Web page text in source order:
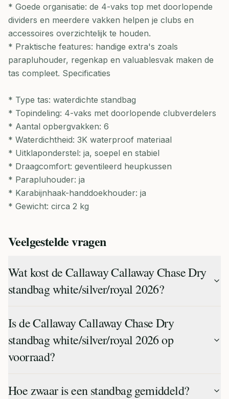
* Goede organisatie: de 4-vaks top met doorlopende
dividers en meerdere vakken helpen je clubs en
accessoires overzichtelijk te houden.
* Praktische features: handige extra's zoals
parapluhouder, regenkap en valuablesvak maken de
tas compleet. Specificaties
* Type tas: waterdichte standbag
* Topindeling: 4-vaks met doorlopende clubverdelers
* Aantal opbergvakken: 6
* Waterdichtheid: 3K waterproof materiaal
* Uitklaponderstel: ja, soepel en stabiel
* Draagcomfort: geventileerd heupkussen
* Parapluhouder: ja
* Karabijnhaak-handdoekhouder: ja
* Gewicht: circa 2 kg
Veelgestelde vragen
Wat kost de Callaway Callaway Chase Dry
standbag white/silver/royal 2026?
Is de Callaway Callaway Chase Dry
standbag white/silver/royal 2026 op
voorraad?
Hoe zwaar is een standbag gemiddeld?